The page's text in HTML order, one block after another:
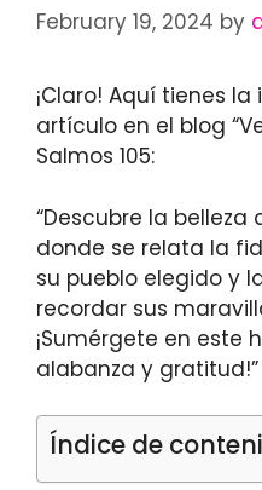
February 19, 2024 by
¡Claro! Aquí tienes
artículo en el blog
Salmos 105:
“Descubre la belleza
donde se relata la
su pueblo elegido y
recordar sus
¡Sumérgete en este
alabanza y gratitud!”
Índice de